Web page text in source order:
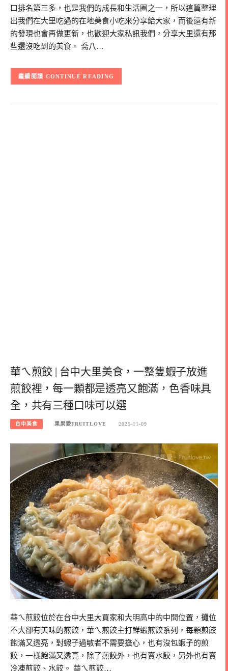
口排名第三多，也是我們的成長和生活圈之一，所以這篇整理
出我們在大里吃過的在地美食小吃來分享給大家，而後還有新
的發現也會再做更新，也歡迎大家私訊我們，分享大里還有那
些還沒吃到的美食。 喬八…
CONTINUE READING
華ㄟ煎餃 | 台中大里美食，一整隻蝦子放進
煎餃裡，每一顆都是透亮又飽滿，色香味具
全，共有三種口味可以選
台中美食 果果愛FRUITLOVE 2025-11-09
華ㄟ煎餃位於在台中大里大買家和大明高中的中間位置，攤位
不大卻有美味的煎餃，華ㄟ煎餃主打鮮蝦煎餃系列，每顆煎餃
飽滿又透亮，對蝦子過敏者不需要擔心，也有沒包蝦子的煎
餃，一樣飽滿又透亮，除了煎餃外，也有賣水餃，另外也有賣
冷凍煎餃、水餃。 華ㄟ煎餃…